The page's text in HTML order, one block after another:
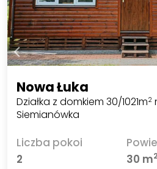
Nowa Łuka
Działka z domkiem 30/1021m2
Siemianówka
Liczba pokoi
2
30 m2